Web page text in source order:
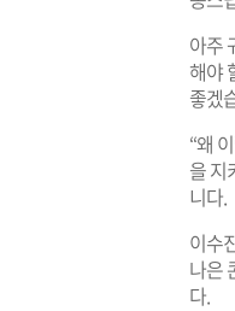
아주
해야
좋겠
“왜
을 지
니다.
이수
나은
다.